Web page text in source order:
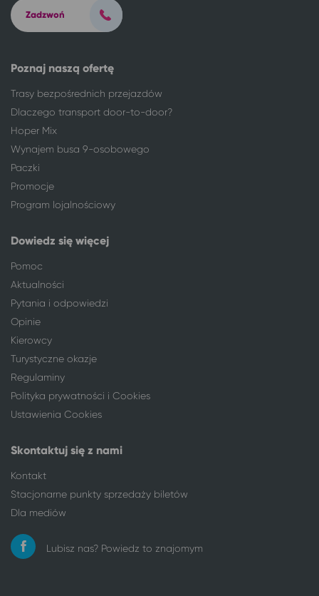
Pobierowo
Wieniec Zdrój
Łódź
Lądek-Zdrój
Łódź
Polanica-Zdrój
Łódź
Wałbrzych
Łódź
Świeradów-Zdrój
Łódź
Łódź
Jarosławiec, gm. Postomino
Łódź
Łódź
Łódź
Sopot
Łódź
Solec-Zdrój
Łódź
Koszalin
Łódź
Łódź
Łódź
Jelenia Góra
Łódź
Łódź
Augustów
Łódź
Ustka
Nysa
Łódź
Oleśnica
Olsztyn
Łódź
Opole
Ostrowiec Świętokrzyski
Oświęcim
Poznaj naszą ofertę
Trasy bezpośrednich przejazdów
Dlaczego transport door-to-door?
Hoper Mix
Wynajem busa 9-osobowego
Paczki
Promocje
Program lojalnościowy
Dowiedz się więcej
Pomoc
Aktualności
Pytania i odpowiedzi
Opinie
Kierowcy
Turystyczne okazje
Regulaminy
Polityka prywatności i Cookies
Ustawienia Cookies
Skontaktuj się z nami
Kontakt
Stacjonarne punkty sprzedaży biletów
Dla mediów
Lubisz nas? Powiedz to znajomym
Zadzwoń